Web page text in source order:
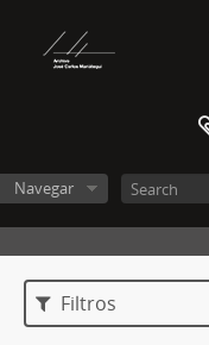
Navegar
Filtros